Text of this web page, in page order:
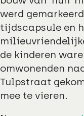
werd
tijdscapsule en
de kinderen
omwonenden
Tulpstraat
mee te vieren.